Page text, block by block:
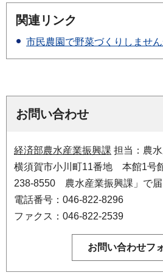
関連リンク
市民農園で野菜づくりしません
お問い合わせ
経済部農水産業振興課 担当：農
横須賀市小川町11番地 本館1号
238-8550 農水産業振興課」で届
電話番号：046-822-8296
ファクス：046-822-2539